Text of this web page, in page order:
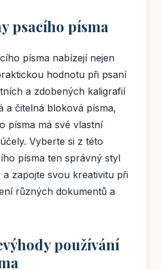
psacího písma
písma nabízejí nejen
hodnotu při psaní
a zdobených kaligrafií
a čitelná bloková písma,
písma má své vlastní
Vyberte si z této
písma ten správný styl
zapojte svou kreativitu při
různých dokumentů a
používání